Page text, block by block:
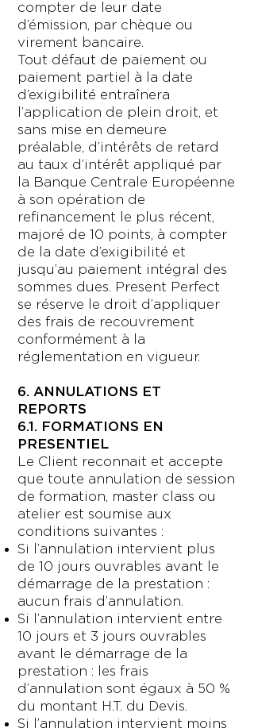
compter de leur date
d’émission, par chèque ou
virement bancaire.
Tout défaut de paiement ou
paiement partiel à la date
d’exigibilité entraînera
l’application de plein droit, et
sans mise en demeure
préalable, d’intérêts de retard
au taux d’intérêt appliqué par
la Banque Centrale Européenne
à son opération de
refinancement le plus récent,
majoré de 10 points, à compter
de la date d’exigibilité et
jusqu’au paiement intégral des
sommes dues. Present Perfect
se réserve le droit d’appliquer
des frais de recouvrement
conformément à la
réglementation en vigueur.
6. ANNULATIONS ET
REPORTS
6.1. FORMATIONS EN
PRESENTIEL
Le Client reconnait et accepte
que toute annulation de session
de formation, master class ou
atelier est soumise aux
conditions suivantes :
Si l’annulation intervient plus
de 10 jours ouvrables avant le
démarrage de la prestation :
aucun frais d’annulation.
Si l’annulation intervient entre
10 jours et 3 jours ouvrables
avant le démarrage de la
prestation : les frais
d’annulation sont égaux à 50 %
du montant H.T. du Devis.
Si l’annulation intervient moins